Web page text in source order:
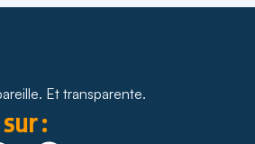
Et transparente.
: